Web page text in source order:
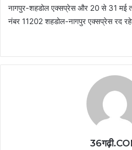
नागपुर-शहडोल एक्सप्रेस और 20 से 31 मई
नंबर 11202 शहडोल-नागपुर एक्सप्रेस रद